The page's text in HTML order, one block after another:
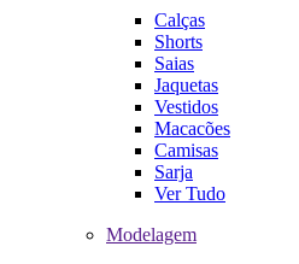
Calças
Shorts
Saias
Jaquetas
Vestidos
Macacões
Camisas
Sarja
Ver Tudo
Modelagem